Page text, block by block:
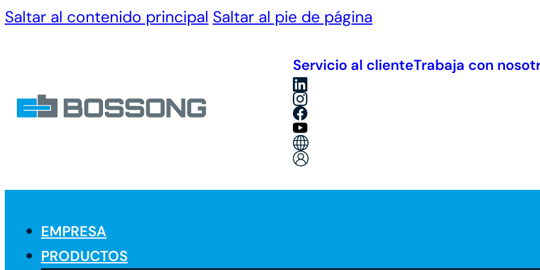
Saltar al contenido principal Saltar al pie de página
Servicio al clienteTrabaja con
EMPRESA
PRODUCTOS